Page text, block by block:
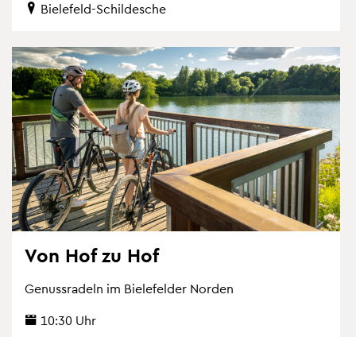
Bie­le­feld-Schil­desche
Von Hof zu Hof
Ge­nuss­ra­deln im Bie­le­fel­der Nor­den
10:30 Uhr